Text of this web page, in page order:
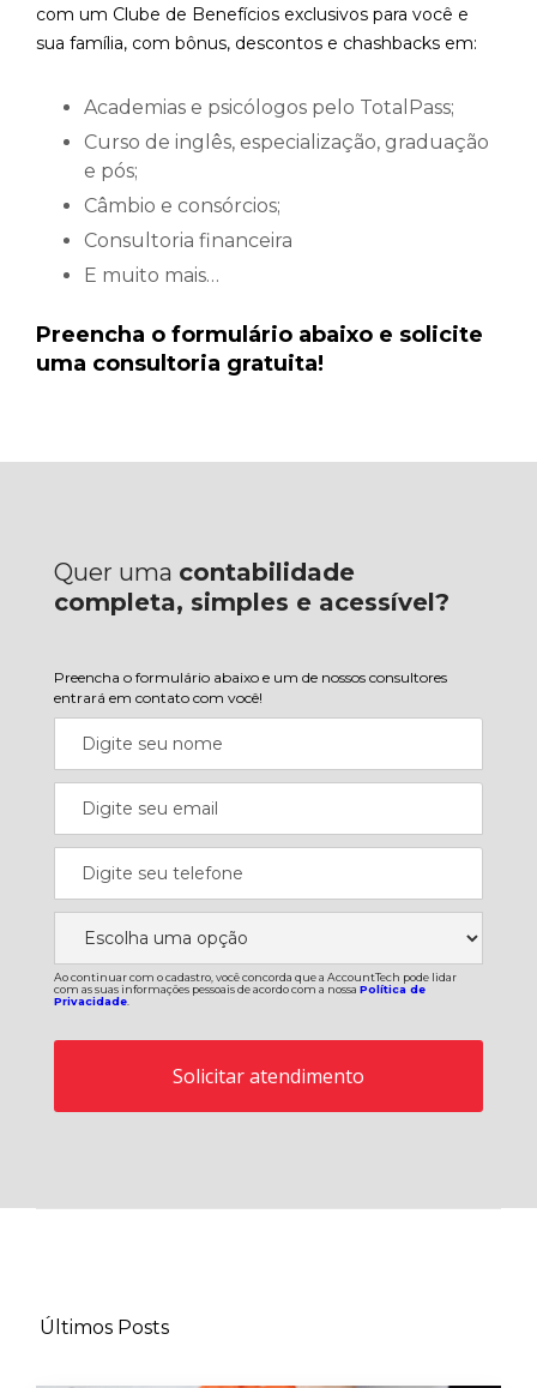
com um Clube de Benefícios exclusivos para você e
sua família, com bônus, descontos e chashbacks em:
Academias e psicólogos pelo TotalPass;
Curso de inglês, especialização, graduação
e pós;
Câmbio e consórcios;
Consultoria financeira
E muito mais…
Preencha o formulário abaixo e solicite
uma consultoria gratuita!
Quer uma contabilidade
completa, simples e acessível?
Preencha o formulário abaixo e um de nossos consultores
entrará em contato com você!
Ao continuar com o cadastro, você concorda que a AccountTech pode lidar
com as suas informações pessoais de acordo com a nossa Política de
Privacidade.
Últimos Posts